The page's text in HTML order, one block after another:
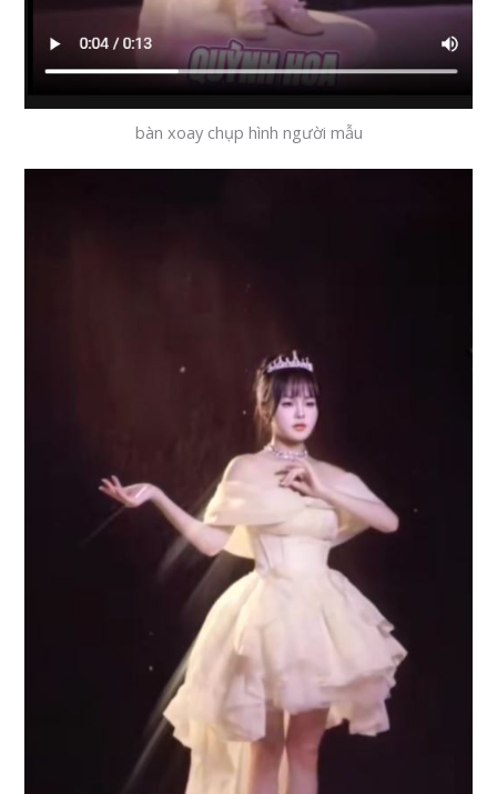
bàn xoay chụp hình người mẫu